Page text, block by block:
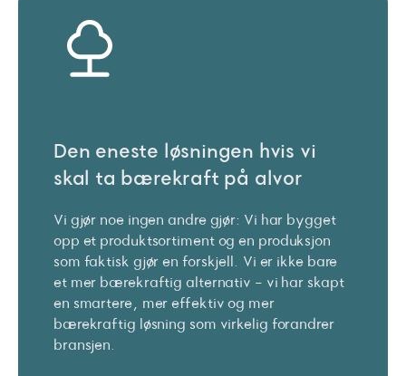
Den eneste løsningen hvis vi
skal ta bærekraft på alvor
Vi gjør noe ingen andre gjør: Vi har bygget
opp et produktsortiment og en produksjon
som faktisk gjør en forskjell. Vi er ikke bare
et mer bærekraftig alternativ - vi har skapt
en smartere, mer effektiv og mer
bærekraftig løsning som virkelig forandrer
bransjen.